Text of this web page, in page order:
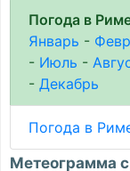
Погода в
Январь -
- Июль -
- Декабрь
Погода в
Метеограмма